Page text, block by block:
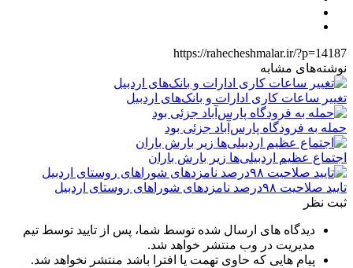
https://rahecheshmalar.ir/?p=14187
نوشته‌های مشابه
تغییر ساعات کاری ادارات و بانک‌های اردبیل
حمله به فرودگاه پارس‌‌آباد جزئی بود
اجتماع عظیم اردبیلی‌ها زیر بارش باران
تایید صلاحیت ۹۸درصد نامزدهای شوراهای روستای اردبیل
ثبت نظر
دیدگاه های ارسال شده توسط شما، پس از تایید توسط تیم
مدیریت در وب منتشر خواهد شد.
پیام هایی که حاوی تهمت یا افترا باشد منتشر نخواهد شد.